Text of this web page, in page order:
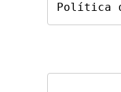
Política